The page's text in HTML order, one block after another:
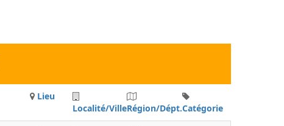
Lieu
Localité/VilleRégion/Dépt.Catégorie